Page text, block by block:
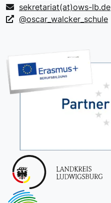
sekretariat(at)ows-lb.de
@oscar_walcker_schule